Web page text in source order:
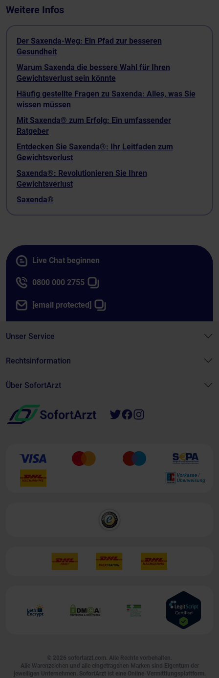
Weitere Infos
Der Saxenda-Weg: Ein Pfad zur besseren
Gesundheit
Warum Saxenda die bessere Wahl für Ihren
Gewichtsverlust sein könnte
Häufig gestellte Fragen zu Saxenda: Alles, was Sie
wissen müssen
Mit Saxenda® zum Erfolg: Ein umfassender
Ratgeber
Entdecken Sie Saxenda®: Ihr Leitfaden zum
Gewichtsverlust
Saxenda®: Revolutionieren Sie Ihren
Gewichtsverlust
Saxenda®
Live Chat beginnen
0800 000 2755
[email protected]
Unser Service
Rechtsinformation
Über SofortArzt
© 2026 sofortarzt.com. Alle Rechte vorbehalten.
Alle Warenzeichen und alle eingetragenen Marken sind Eigentum der
jeweiligen Unternehmen. SofortArzt ist eine Online-Vermittlungsplattform.